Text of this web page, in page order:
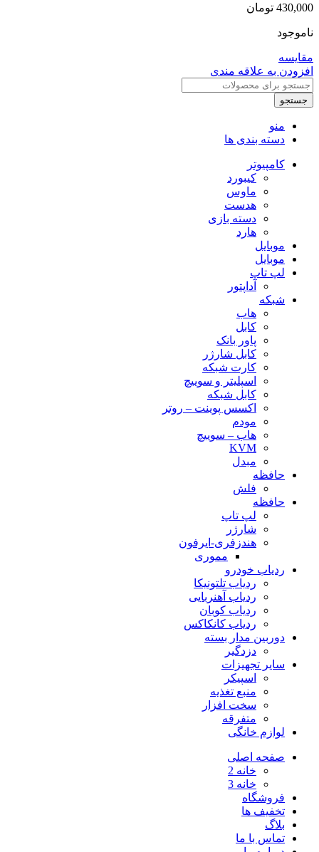
430,000 تومان
ناموجود
مقایسه
افزودن به علاقه مندی
جستجو
منو
دسته بندی ها
کامپیوتر
کیبورد
ماوس
هدست
دسته بازی
هارد
موبایل
موبایل
لپ تاپ
آداپتور
شبکه
هاب
کابل
پاور بانک
کابل شارژر
کارت شبکه
اسپلیتر و سوییچ
کابل شبکه
اکسس پوینت – روتر
مودم
هاب – سوییچ
KVM
مبدل
حافظه
فلش
حافظه
لپ تاپ
شارژر
هندزفری-ایرفون
مموری
ردیاب خودرو
ردیاب تلتونیکا
ردیاب آهنربایی
ردیاب کوبان
ردیاب کانکاکس
دوربین مدار بسته
دزدگیر
سایر تجهیزات
اسپیکر
منبع تغذیه
سخت افزار
متفرقه
لوازم خانگی
صفحه اصلی
خانه 2
خانه 3
فروشگاه
تخفیف ها
بلاگ
تماس با ما